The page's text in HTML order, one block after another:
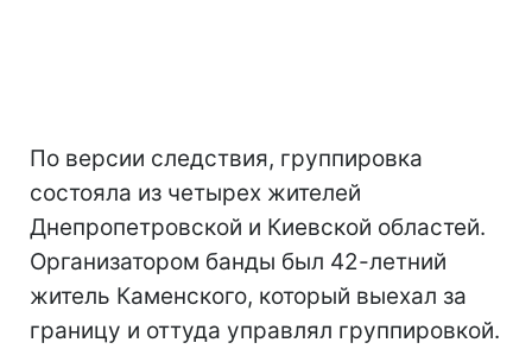
По версии следствия, группировка
состояла из четырех жителей
Днепропетровской и Киевской областей.
Организатором банды был 42-летний
житель Каменского, который выехал за
границу и оттуда управлял группировкой.